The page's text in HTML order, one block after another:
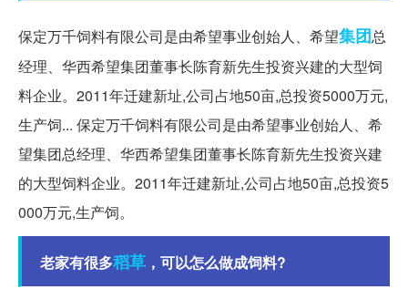
保定万千饲料有限公司是由希望事业创始人、希望集团总
经理、华西希望集团董事长陈育新先生投资兴建的大型饲
料企业。2011年迁建新址,公司占地50亩,总投资5000万元,
生产饲... 保定万千饲料有限公司是由希望事业创始人、希
望集团总经理、华西希望集团董事长陈育新先生投资兴建
的大型饲料企业。2011年迁建新址,公司占地50亩,总投资5
000万元,生产饲。
老家有很多稻草 ，可以怎么做成饲料?